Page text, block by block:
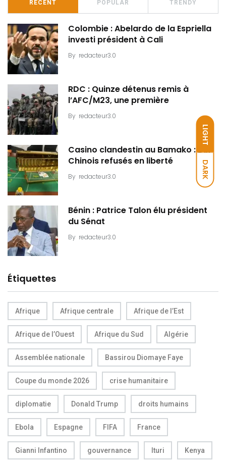
LIGHT
DARK
RECENT POPULAR TRENDY
Colombie : Abelardo de la Espriella
investi président à Cali
By redacteur3.0
RDC : Quinze détenus remis à
l’AFC/M23, une première
By redacteur3.0
Casino clandestin au Bamako : Dix
Chinois refusés en liberté
By redacteur3.0
Bénin : Patrice Talon élu président
du Sénat
By redacteur3.0
Étiquettes
Afrique Afrique centrale Afrique de l’Est
Afrique de l’Ouest Afrique du Sud Algérie
Assemblée nationale Bassirou Diomaye Faye
Coupe du monde 2026 crise humanitaire
diplomatie Donald Trump droits humains
Ebola Espagne FIFA France
Gianni Infantino gouvernance Ituri Kenya